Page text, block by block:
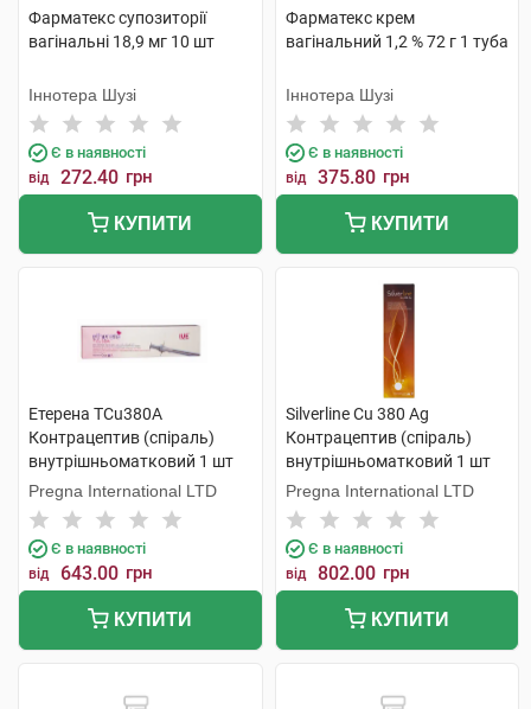
Фарматекс супозиторії
вагінальні 18,9 мг 10 шт
Іннотера Шузі
Є в наявності
від 272.40 грн
КУПИТИ
Фарматекс крем
вагінальний 1,2 % 72 г 1 туба
Іннотера Шузі
Є в наявності
від 375.80 грн
КУПИТИ
Етерена TCu380A
Контрацептив (спіраль)
внутрішньоматковий 1 шт
Pregna International LTD
Є в наявності
від 643.00 грн
КУПИТИ
Silverline Cu 380 Ag
Контрацептив (спіраль)
внутрішньоматковий 1 шт
Pregna International LTD
Є в наявності
від 802.00 грн
КУПИТИ